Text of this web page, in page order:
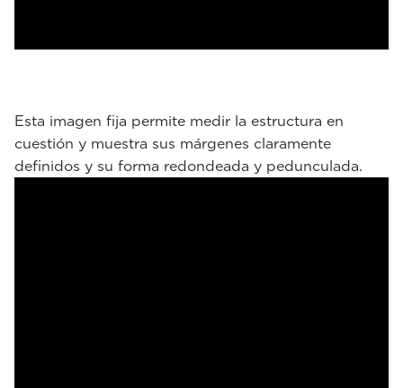
Esta imagen fija permite medir la estructura en
cuestión y muestra sus márgenes claramente
definidos y su forma redondeada y pedunculada.